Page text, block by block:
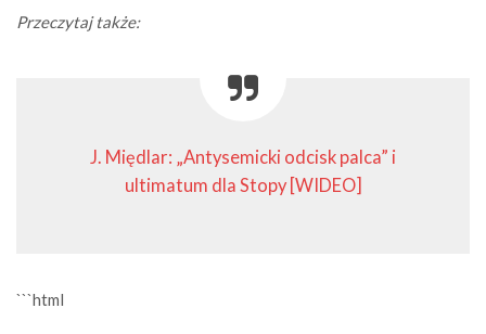
Przeczytaj także:
J. Międlar: „Antysemicki odcisk palca” i
ultimatum dla Stopy [WIDEO]
```html